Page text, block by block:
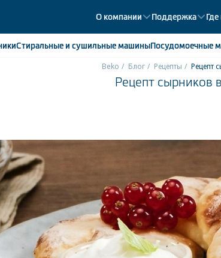
О компании Поддержка
Стиральные и сушильные машиныПосудомоечные
Beko Блог Рецепты Рецепт
Рецепт сырников